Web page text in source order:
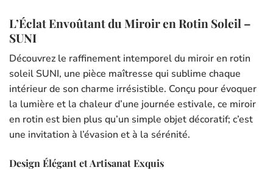
L’Éclat Envoûtant du Miroir en Rotin Soleil –
SUNI
Découvrez le raffinement intemporel du miroir en rotin
soleil SUNI, une pièce maîtresse qui sublime chaque
intérieur de son charme irrésistible. Conçu pour évoquer
la lumière et la chaleur d’une journée estivale, ce miroir
en rotin est bien plus qu’un simple objet décoratif; c’est
une invitation à l’évasion et à la sérénité.
Design Élégant et Artisanat Exquis